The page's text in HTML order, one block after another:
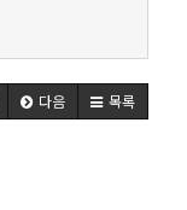
다음 목록